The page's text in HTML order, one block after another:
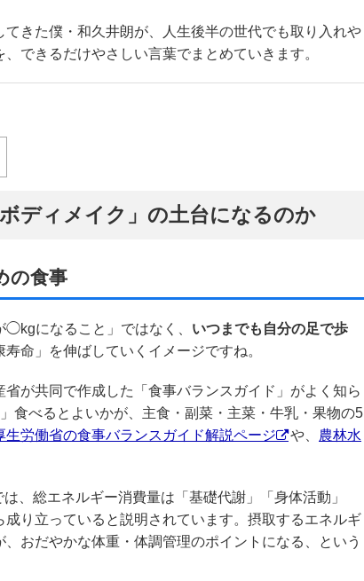
きた僕・和久井朗が、人生後半の世代でも取り入れや
できるだけやさしい言葉でまとめていきます。
ディメイク」の土台になるのか
の食事
になること」ではなく、 いつまでも自分の足で歩
命」を伸ばしていくイメージですね。
が共同で作成した「食事バランスガイド」がよく知ら
食べるとよいかが、主食・副菜・主菜・牛乳・果物の5
生労働省の食事バランスガイド解説ページ や、 農林水
、総エネルギー消費量は「基礎代謝」「身体活動」
り立っていると説明されています。摂取するエネルギ
おだやかな体重・体調管理のポイントになる、という